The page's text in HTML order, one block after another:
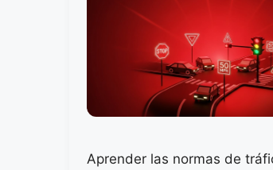
Aprender las normas de